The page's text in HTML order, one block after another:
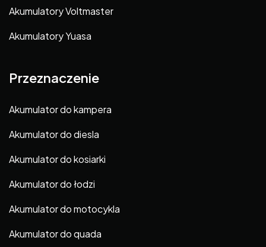
Akumulatory Voltmaster
Akumulatory Yuasa
Przeznaczenie
Akumulator do kampera
Akumulator do diesla
Akumulator do kosiarki
Akumulator do łodzi
Akumulator do motocykla
Akumulator do quada